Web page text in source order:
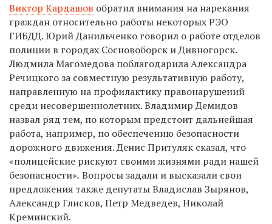
Виктор Кардашов обратил внимания на нарекания
граждан относительно работы некоторых РЭО
ГИБДД. Юрий Данильченко говорил о работе отделов
полиции в городах Сосновоборск и Дивногорск.
Людмила Магомедова поблагодарила Александра
Речицкого за совместную результативную работу,
направленную на профилактику правонарушений
среди несовершеннолетних. Владимир Демидов
назвал ряд тем, по которым предстоит дальнейшая
работа, например, по обеспечению безопасности
дорожного движения. Денис Притуляк сказал, что
«полицейские рискуют своими жизнями ради нашей
безопасности». Вопросы задали и высказали свои
предложения также депутаты Владислав Зырянов,
Александр Глисков, Петр Медведев, Николай
Креминский.